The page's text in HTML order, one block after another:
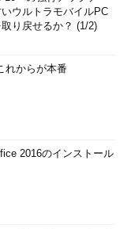
いウルトラモバイルPC
り戻せるか？ (1/2)
れからが本番
2016のインストール